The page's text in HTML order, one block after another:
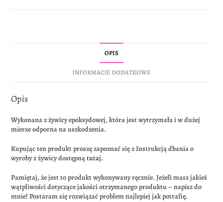
OPIS
INFORMACJE DODATKOWE
Opis
Wykonana z żywicy epoksydowej, która jest wytrzymała i w dużej
mierze odporna na uszkodzenia.
Kupując ten produkt proszę zapoznać się z Instrukcją dbania o
wyroby z żywicy dostępnątutaj.
Pamiętaj, że jest to produkt wykonywany ręcznie. Jeżeli masz jakieś
wątpliwości dotyczące jakości otrzymanego produktu – napisz do
mnie! Postaram się rozwiązać problem najlepiej jak potrafię.